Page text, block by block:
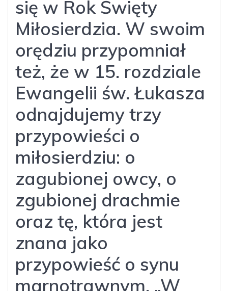
się w Rok Święty
Miłosierdzia. W swoim
orędziu przypomniał
też, że w 15. rozdziale
Ewangelii św. Łukasza
odnajdujemy trzy
przypowieści o
miłosierdziu: o
zagubionej owcy, o
zgubionej drachmie
oraz tę, która jest
znana jako
przypowieść o synu
marnotrawnym. „W